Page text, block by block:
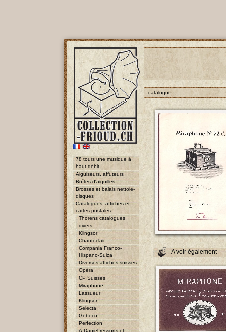
78 tours une musique à
haut débit
Aiguiseurs, affuteurs
Boîtes d'aiguilles
Brosses et balais nettoie-
disques
Catalogues, affiches et
cartes postales
Thorens catalogues
divers
Klingsor
Chanteclair
Compania Franco-
Hispano-Suiza
Diverses affiches suisses
Opéra
CP Suisses
Miraphone
Lassueur
Klingsor
Selecta
Gebeco
Perfection
A.Daniel ressorts et
catalogue
A voir également